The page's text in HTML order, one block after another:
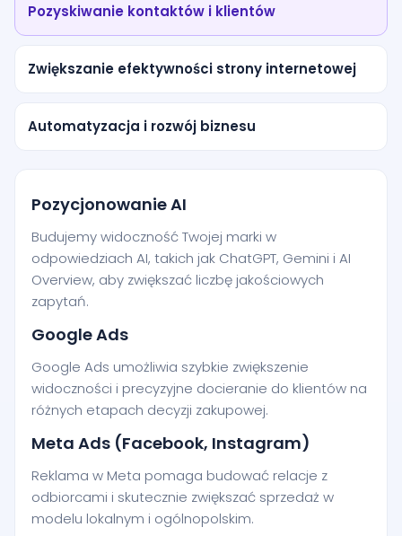
Pozyskiwanie kontaktów i klientów
Zwiększanie efektywności strony internetowej
Automatyzacja i rozwój biznesu
Pozycjonowanie AI
Budujemy widoczność Twojej marki w
odpowiedziach AI, takich jak ChatGPT, Gemini i AI
Overview, aby zwiększać liczbę jakościowych
zapytań.
Google Ads
Google Ads umożliwia szybkie zwiększenie
widoczności i precyzyjne docieranie do klientów na
różnych etapach decyzji zakupowej.
Meta Ads (Facebook, Instagram)
Reklama w Meta pomaga budować relacje z
odbiorcami i skutecznie zwiększać sprzedaż w
modelu lokalnym i ogólnopolskim.